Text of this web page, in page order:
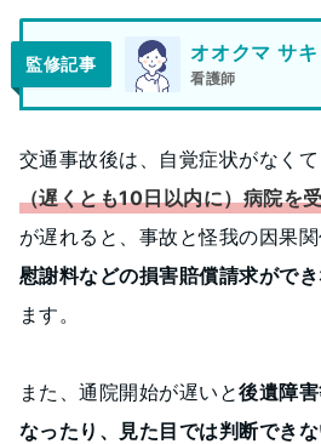
監修記事 オオクマ サキ
看護師
交通事故後は、自覚症状がなくて
（遅くとも10日以内に）病院を
が遅れると、事故と怪我の因果
慰謝料などの損害賠償請求がで
ます。
また、通院開始が遅いと後遺障
なったり、見た目では判断でき